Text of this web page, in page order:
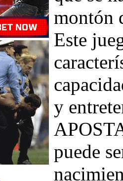
montón
Este
y
puede